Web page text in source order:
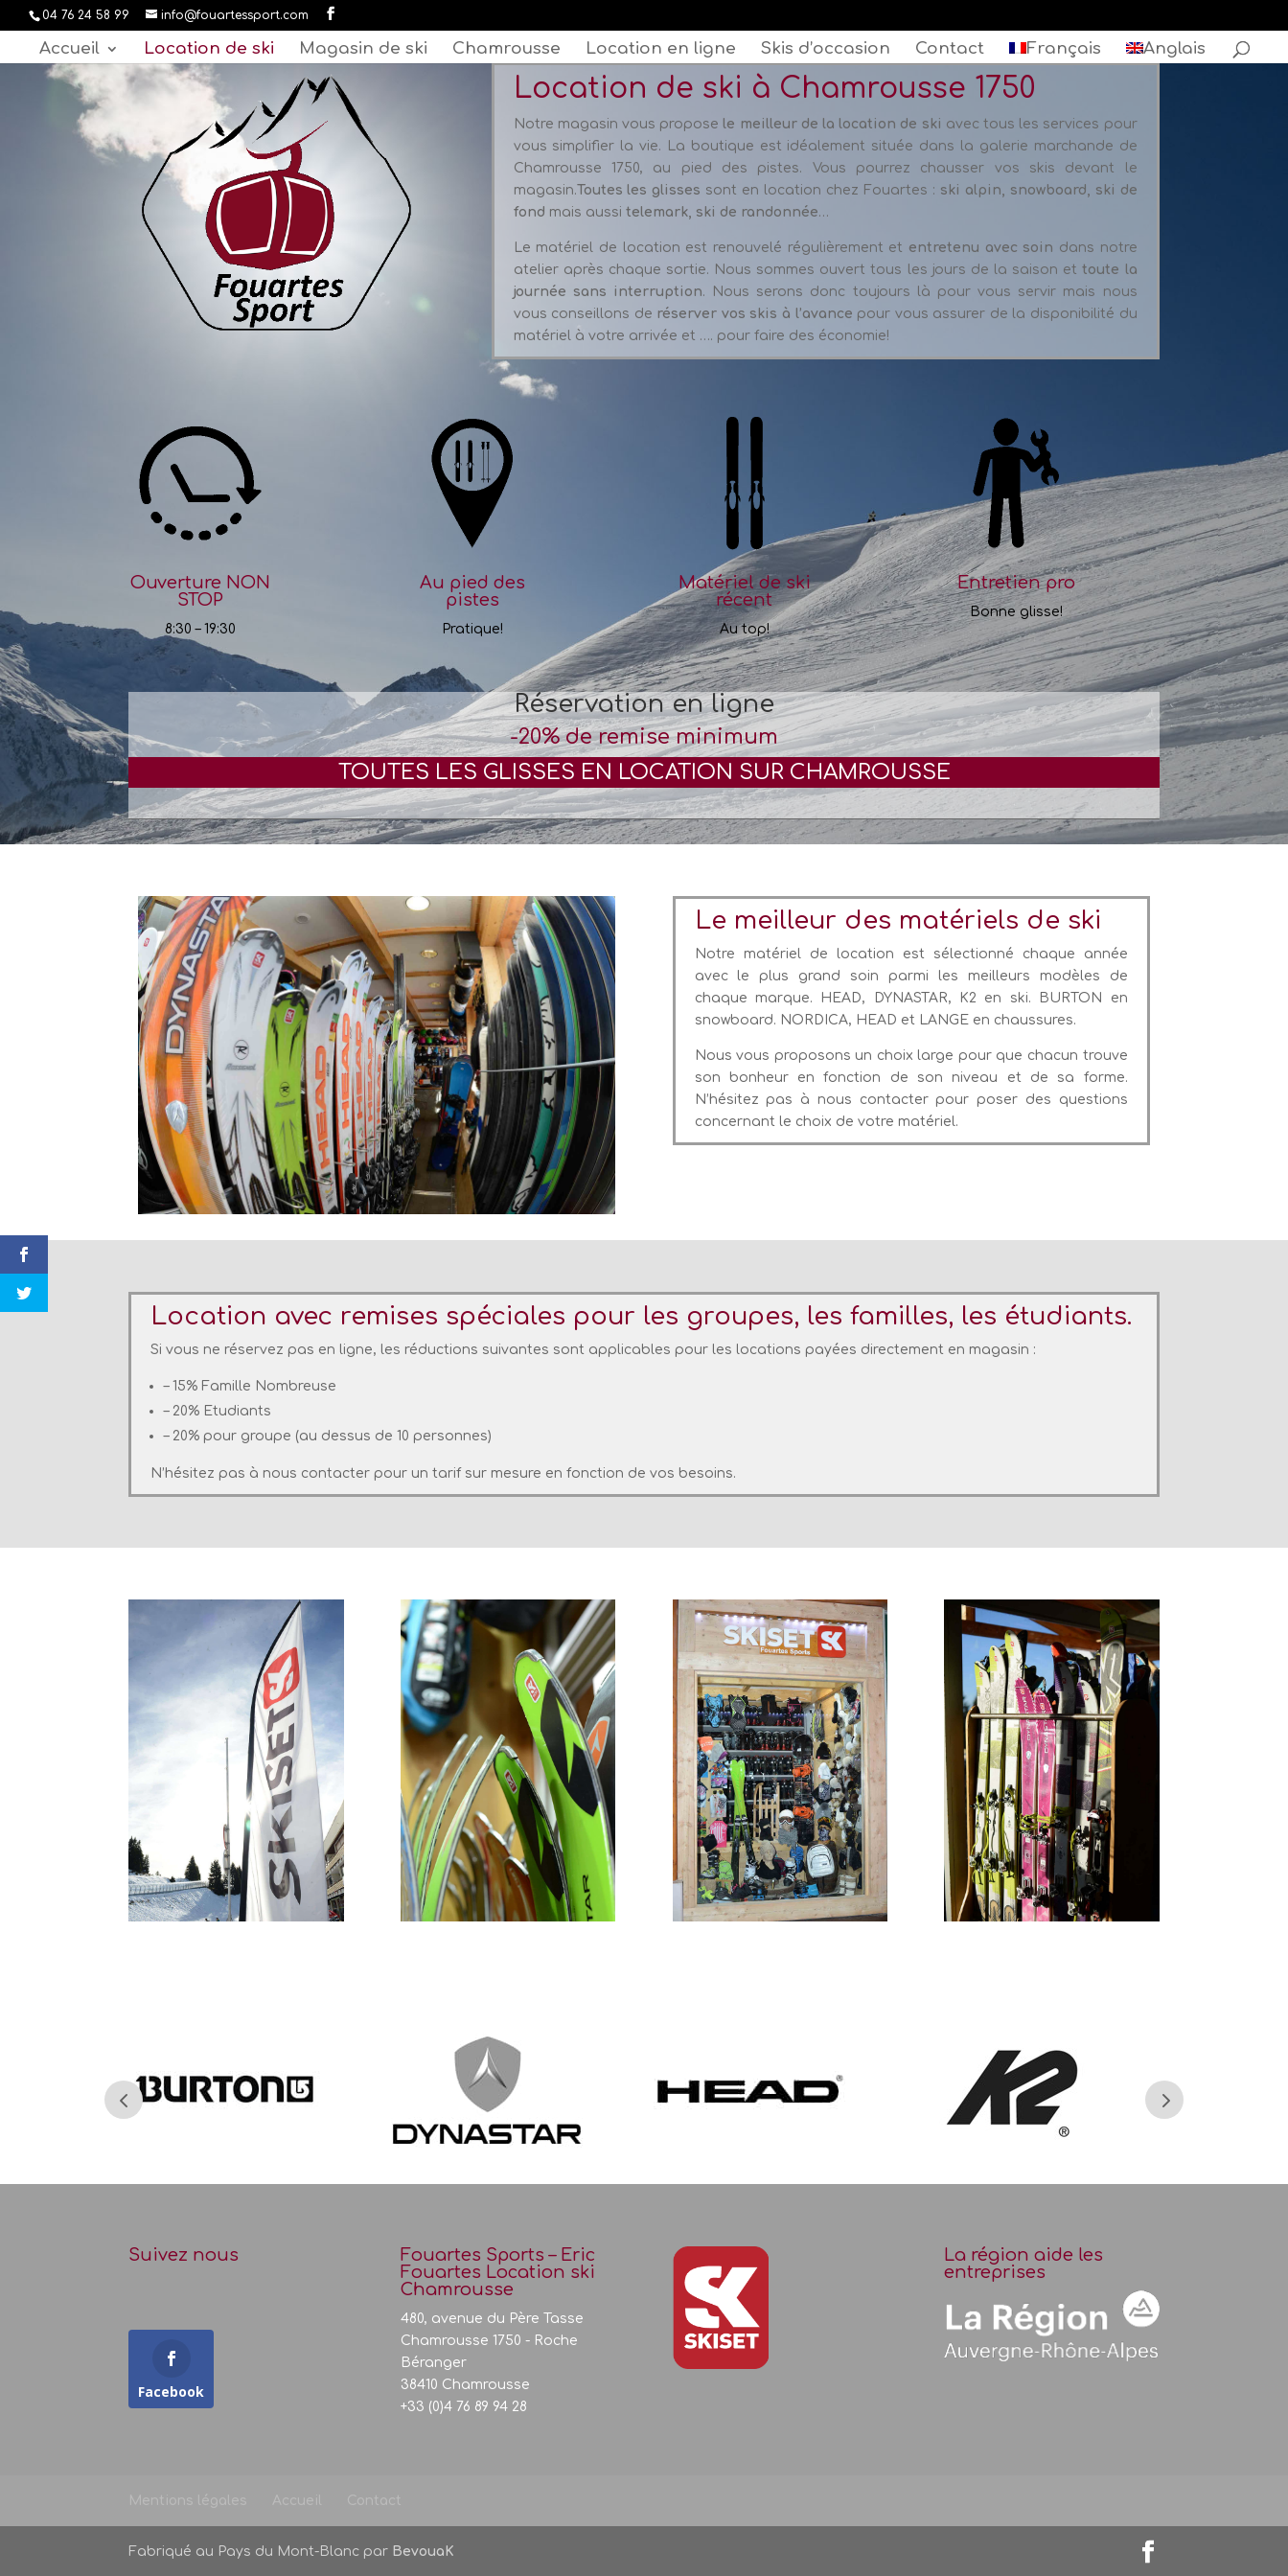
04 76 24 58 99 info@fouartessport.com
Accueil Location de ski Magasin de ski Chamrousse Location en ligne Skis d’occasion Contact Français Anglais
Location de ski à Chamrousse 1750
Notre magasin vous propose le meilleur de la location de ski avec tous les services pour
vous simplifier la vie. La boutique est idéalement située dans la galerie marchande de
Chamrousse 1750, au pied des pistes. Vous pourrez chausser vos skis devant le
magasin.Toutes les glisses sont en location chez Fouartes : ski alpin, snowboard, ski de
fond mais aussi telemark, ski de randonnée…
Le matériel de location est renouvelé régulièrement et entretenu avec soin dans notre
atelier après chaque sortie. Nous sommes ouvert tous les jours de la saison ettoute la
journée sans interruption. Nous serons donc toujours là pour vous servir mais nous
vous conseillons de réserver vos skis à l’avance pour vous assurer de la disponibilité du
matériel à votre arrivée et …. pour faire des économie!
Ouverture NON
STOP
8:30 – 19:30
Au pied des
pistes
Pratique!
Matériel de ski
récent
Au top!
Entretien pro
Bonne glisse!
Réservation en ligne
-20% de remise minimum
TOUTES LES GLISSES EN LOCATION SUR CHAMROUSSE
Le meilleur des matériels de ski
Notre matériel de location est sélectionné chaque année
avec le plus grand soin parmi les meilleurs modèles de
chaque marque. HEAD, DYNASTAR, K2 en ski. BURTON en
snowboard. NORDICA, HEAD et LANGE en chaussures.
Nous vous proposons un choix large pour que chacun trouve
son bonheur en fonction de son niveau et de sa forme.
N’hésitez pas à nous contacter pour poser des questions
concernant le choix de votre matériel.
Location avec remises spéciales pour les groupes, les familles, les étudiants.
Si vous ne réservez pas en ligne, les réductions suivantes sont applicables pour les locations payées directement en magasin :
– 15% Famille Nombreuse
– 20% Etudiants
– 20% pour groupe (au dessus de 10 personnes)
N’hésitez pas à nous contacter pour un tarif sur mesure en fonction de vos besoins.
Suivez nous
Facebook
Fouartes Sports – Eric
Fouartes Location ski
Chamrousse
480, avenue du Père Tasse
Chamrousse 1750 - Roche
Béranger
38410 Chamrousse
+33 (0)4 76 89 94 28
La région aide les
entreprises
Mentions légales Accueil Contact
Fabriqué au Pays du Mont-Blanc par BevouaK